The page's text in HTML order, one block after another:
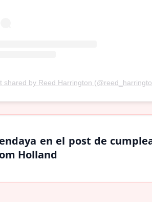
shared by Reed Harrington
en el post de
Holland